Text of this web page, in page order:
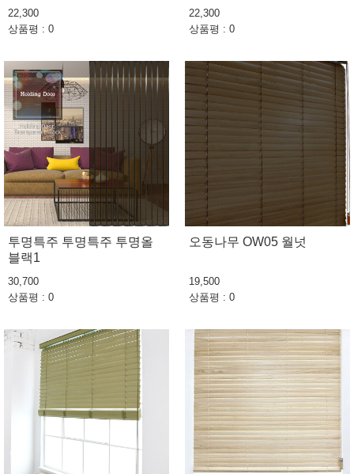
22,300
상품평 : 0
22,300
상품평 : 0
투명특주 투명특주 투명올
블랙1
30,700
상품평 : 0
오동나무 OW05 월넛
19,500
상품평 : 0